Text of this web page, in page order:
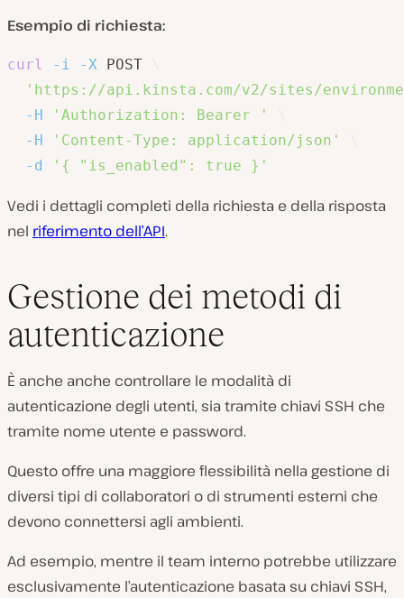
Esempio di richiesta:
curl -i -X POST
'https://api.kinsta.com/v2/sites/
-H
'Authorization: Bearer '
-H
'Content-Type: application/json'
-d
'{ "is_enabled": true }'
Vedi i dettagli completi della richiesta e della risposta
nel riferimento dell’API.
Gestione dei metodi di
autenticazione
È anche anche controllare le modalità di
autenticazione degli utenti, sia tramite chiavi SSH che
tramite nome utente e password.
Questo offre una maggiore flessibilità nella gestione di
diversi tipi di collaboratori o di strumenti esterni che
devono connettersi agli ambienti.
Ad esempio, mentre il team interno potrebbe utilizzare
esclusivamente l’autenticazione basata su chiavi SSH,